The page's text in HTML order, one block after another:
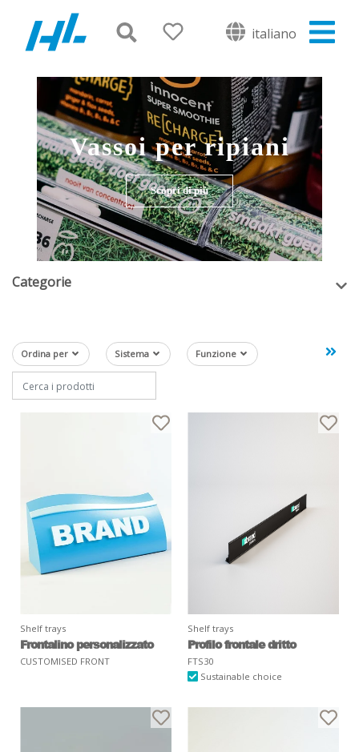
italiano
Vassoi per ripiani
Scopri di più
Categorie
Ordina per Sistema Funzione
Shelf trays
Frontalino personalizzato
CUSTOMISED FRONT
Shelf trays
Profilo frontale dritto
FTS30
Sustainable choice